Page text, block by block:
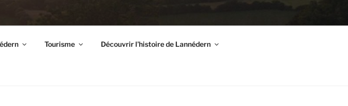
Tourisme Découvrir l’histoire de Lannédern